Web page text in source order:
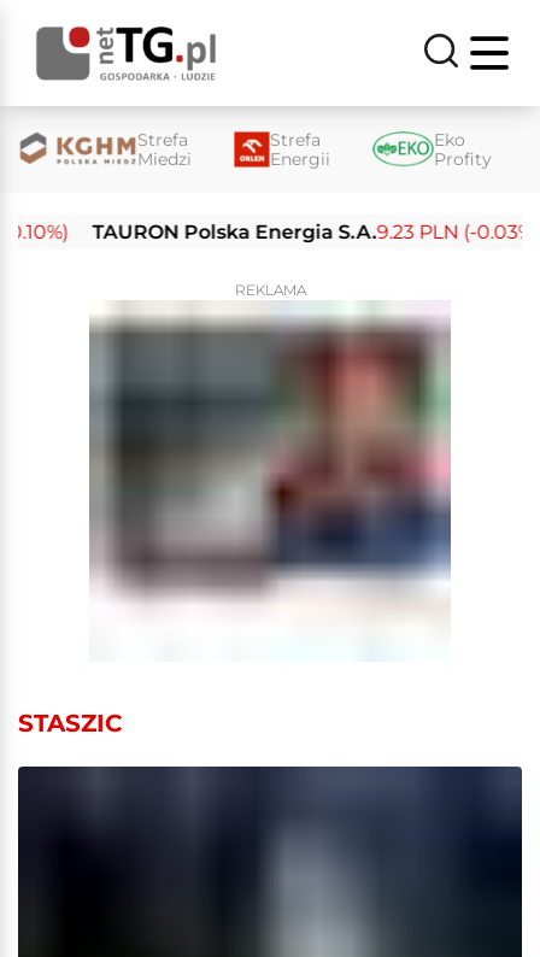
Strefa
Miedzi
Strefa
Energii
Eko
Profity
TAURON Polska Energia S.A.9.23 PLN (-0.03%)
REKLAMA
STASZIC